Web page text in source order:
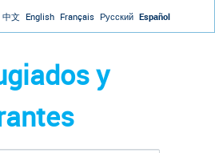
to navigation
中文 English Français Русский Español
y